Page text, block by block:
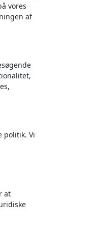
vores
af
politik. Vi
at